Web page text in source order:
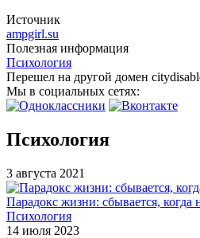
Источник
ampgirl.su
Полезная информация
Психология
Перешел на другой домен
Мы в социальных сетях:
Психология
3 августа 2021
Парадокс жизни: сбывается,
Психология
14 июля 2023